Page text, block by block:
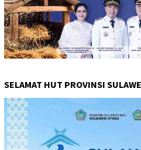
SELAMAT HUT PROVINSI